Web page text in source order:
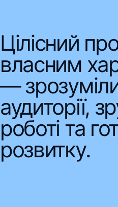
Цілісний
власним
—
аудиторії,
роботі та
розвитку.